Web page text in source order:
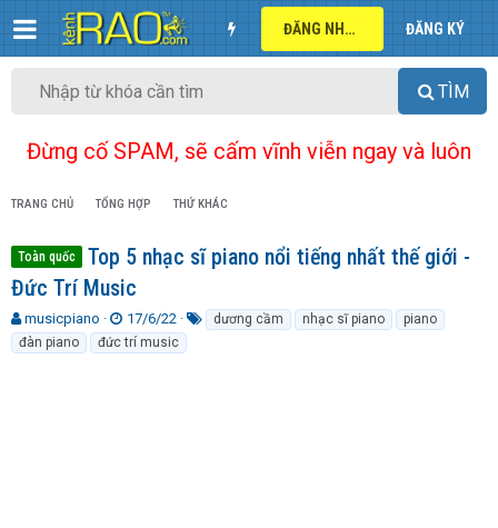
ĐĂNG NHẬP ĐĂNG KÝ
TÌM
Đừng cố SPAM, sẽ cấm vĩnh viễn ngay và luôn
TRANG CHỦ TỔNG HỢP THỨ KHÁC
Toàn quốc
Top 5 nhạc sĩ piano nổi tiếng nhất thế giới -
Đức Trí Music
T
h
r
musicpiano
N
g
à
17/6/22 dương cầm nhạc sĩ piano
piano
đàn piano
đức trí music